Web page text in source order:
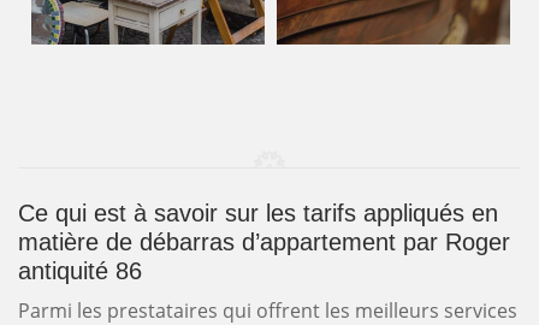
Ce qui est à savoir sur les tarifs appliqués en
matière de débarras d’appartement par Roger
antiquité 86
Parmi les prestataires qui offrent les meilleurs services